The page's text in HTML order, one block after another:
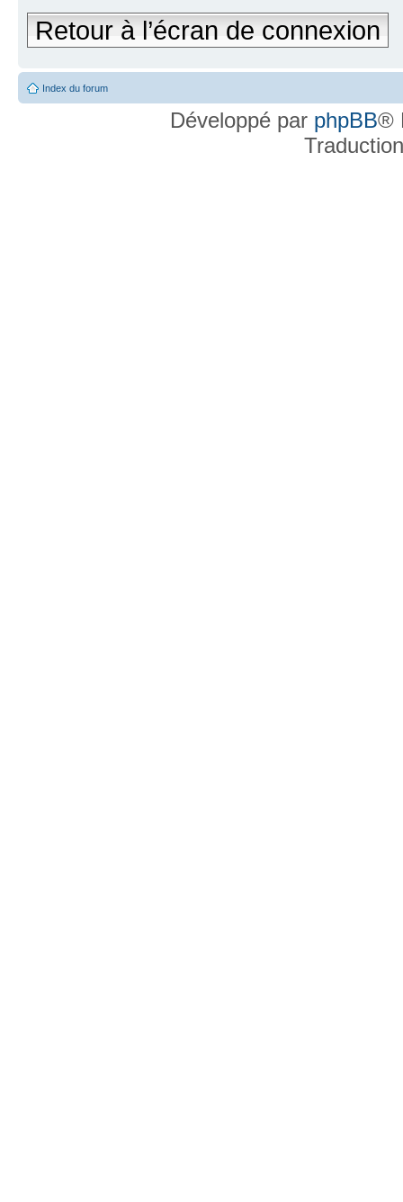
Retour à l’écran de connexion
Index du forum
Développé par phpBB®